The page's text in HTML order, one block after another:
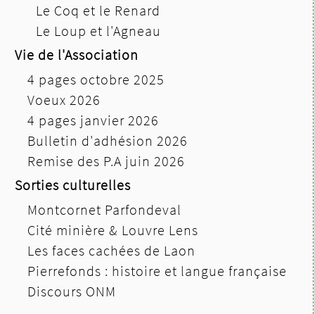
Le Coq et le Renard
Le Loup et l'Agneau
Vie de l'Association
4 pages octobre 2025
Voeux 2026
4 pages janvier 2026
Bulletin d'adhésion 2026
Remise des P.A juin 2026
Sorties culturelles
Montcornet Parfondeval
Cité minière & Louvre Lens
Les faces cachées de Laon
Pierrefonds : histoire et langue française
Discours ONM